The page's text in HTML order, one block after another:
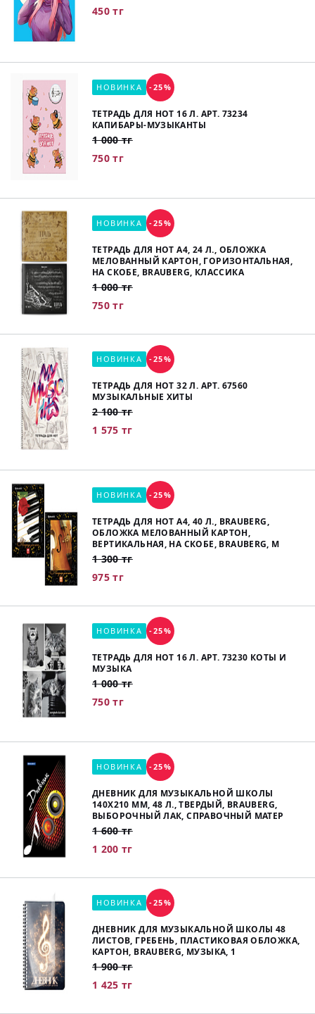
450 тг
НОВИНКА -25%
ТЕТРАДЬ ДЛЯ НОТ 16 Л. АРТ. 73234
КАПИБАРЫ-МУЗЫКАНТЫ
1 000 тг
750 тг
НОВИНКА -25%
ТЕТРАДЬ ДЛЯ НОТ А4, 24 Л., ОБЛОЖКА
МЕЛОВАННЫЙ КАРТОН, ГОРИЗОНТАЛЬНАЯ,
НА СКОБЕ, BRAUBERG, КЛАССИКА
1 000 тг
750 тг
НОВИНКА -25%
ТЕТРАДЬ ДЛЯ НОТ 32 Л. АРТ. 67560
МУЗЫКАЛЬНЫЕ ХИТЫ
2 100 тг
1 575 тг
НОВИНКА -25%
ТЕТРАДЬ ДЛЯ НОТ А4, 40 Л., BRAUBERG,
ОБЛОЖКА МЕЛОВАННЫЙ КАРТОН,
ВЕРТИКАЛЬНАЯ, НА СКОБЕ, BRAUBERG, М
1 300 тг
975 тг
НОВИНКА -25%
ТЕТРАДЬ ДЛЯ НОТ 16 Л. АРТ. 73230 КОТЫ И
МУЗЫКА
1 000 тг
750 тг
НОВИНКА -25%
ДНЕВНИК ДЛЯ МУЗЫКАЛЬНОЙ ШКОЛЫ
140Х210 ММ, 48 Л., ТВЕРДЫЙ, BRAUBERG,
ВЫБОРОЧНЫЙ ЛАК, СПРАВОЧНЫЙ МАТЕР
1 600 тг
1 200 тг
НОВИНКА -25%
ДНЕВНИК ДЛЯ МУЗЫКАЛЬНОЙ ШКОЛЫ 48
ЛИСТОВ, ГРЕБЕНЬ, ПЛАСТИКОВАЯ ОБЛОЖКА,
КАРТОН, BRAUBERG, МУЗЫКА, 1
1 900 тг
1 425 тг